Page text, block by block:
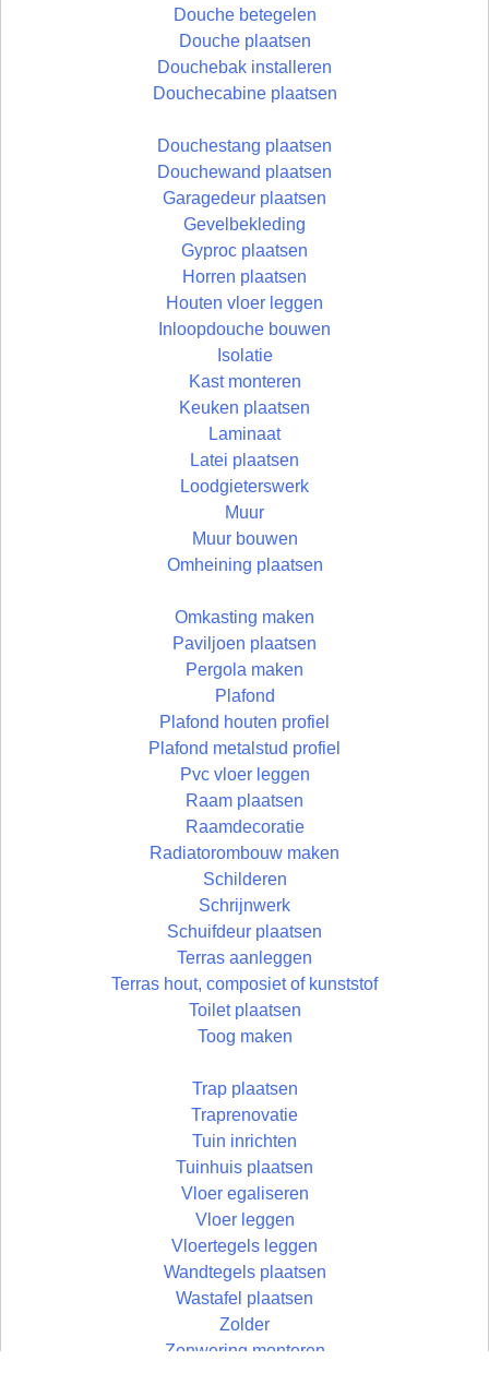
Douche betegelen
Douche plaatsen
Douchebak installeren
Douchecabine plaatsen
Douchestang plaatsen
Douchewand plaatsen
Garagedeur plaatsen
Gevelbekleding
Gyproc plaatsen
Horren plaatsen
Houten vloer leggen
Inloopdouche bouwen
Isolatie
Kast monteren
Keuken plaatsen
Laminaat
Latei plaatsen
Loodgieterswerk
Muur
Muur bouwen
Omheining plaatsen
Omkasting maken
Paviljoen plaatsen
Pergola maken
Plafond
Plafond houten profiel
Plafond metalstud profiel
Pvc vloer leggen
Raam plaatsen
Raamdecoratie
Radiatorombouw maken
Schilderen
Schrijnwerk
Schuifdeur plaatsen
Terras aanleggen
Terras hout, composiet of kunststof
Toilet plaatsen
Toog maken
Trap plaatsen
Traprenovatie
Tuin inrichten
Tuinhuis plaatsen
Vloer egaliseren
Vloer leggen
Vloertegels leggen
Wandtegels plaatsen
Wastafel plaatsen
Zolder
Zonwering monteren